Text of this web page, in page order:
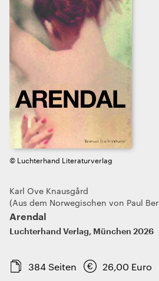
© Luchterhand Literaturverlag
Karl Ove Knausgård
Aus dem Norwegischen von Paul
Arendal
Luchterhand Verlag, München 2026
384 Seiten 26,00 Euro